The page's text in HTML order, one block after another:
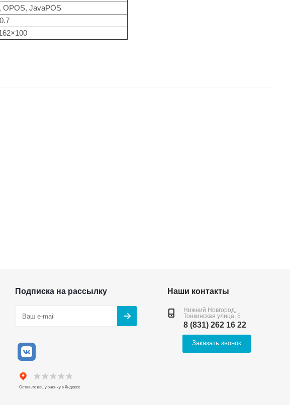
OPOS, JavaPOS
0.7
Подписка на рассылку Наши контакты
Нижний Новгород,
Тонкинская улица, 5
8 (831) 262 16 22
Заказать звонок